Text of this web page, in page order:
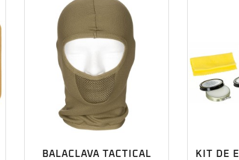
BALACLAVA TACTICAL
KIT DE